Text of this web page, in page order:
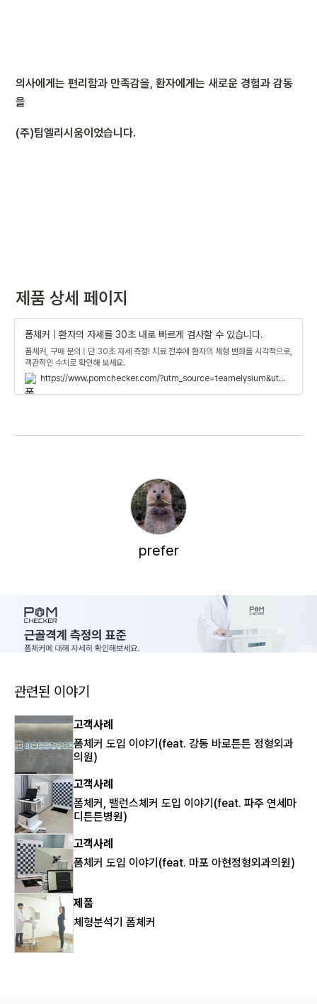
의사에게는 편리함과 만족감을, 환자에게는 새로운 경험과 감동
을
(주)팀엘리시움이었습니다.
제품 상세 페이지
폼체커 | 환자의 자세를 30초 내로 빠르게 검사할 수 있습니다.
폼체커, 구매 문의 | 단 30초 자세 측정! 치료 전후에 환자의 체형 변화를 시각적으로,
객관적인 수치로 확인해 보세요.
https://www.pomchecker.com/?utm_source=teamelysium&utm_medium=blog&utm_campaign=2023+teblog&utm_term=부산동래에이스정형외과&utm_content=도입사례
prefer
관련된 이야기
고객사례
폼체커 도입 이야기(feat. 강동 바로튼튼 정형외과
의원)
고객사례
폼체커, 밸런스체커 도입 이야기(feat. 파주 연세마
디튼튼병원)
고객사례
폼체커 도입 이야기(feat. 마포 아현정형외과의원)
제품
체형분석기 폼체커